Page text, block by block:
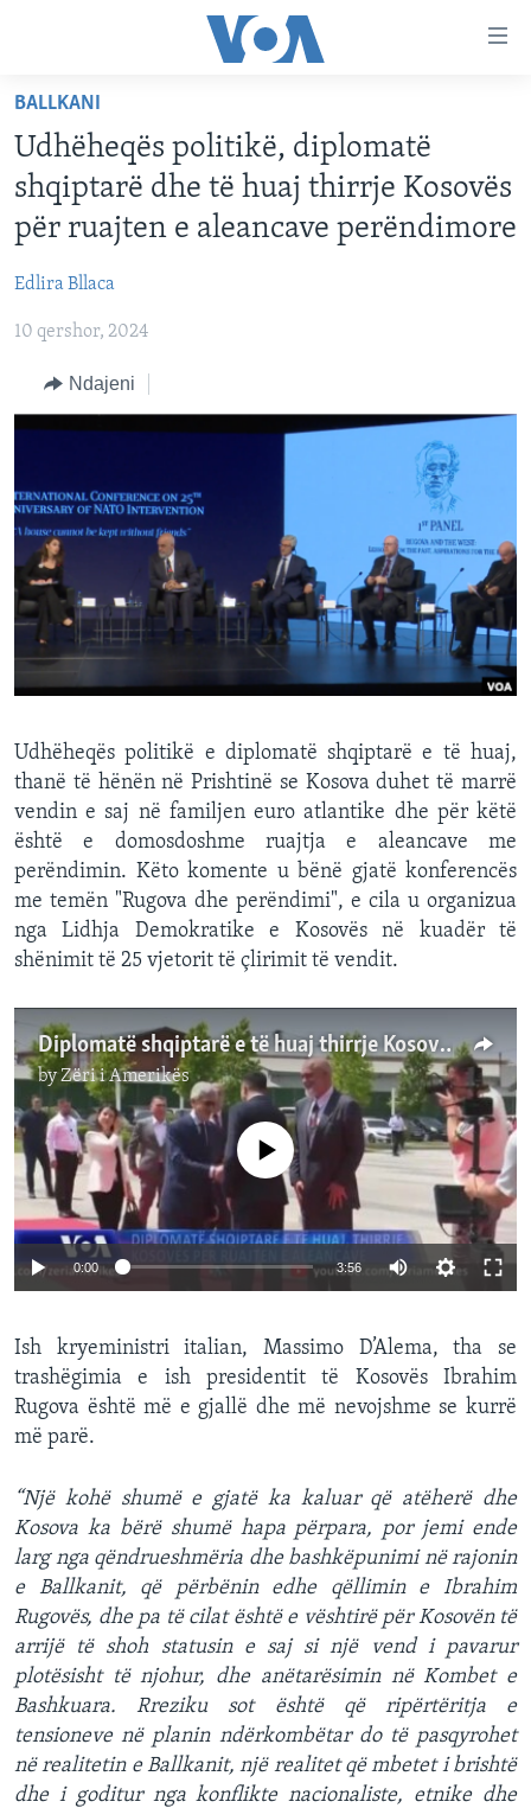
faqen
kryesore
Kalo
tek
faqja
Kalo
tek
FAQJA KRYESORE
KATEGORITË
AMERIKA
BOTA
MJEDISI
KULTURË
SHËNDETËSI
INTERVISTA
DITARI
DITARI
Learning English
FOLLOW US
BALLKANI
Udhëheqës politikë, diplomatë
shqiptarë dhe të huaj thirrje Kosovës
për ruajten e aleancave perëndimore
Edlira Bllaca
10 qershor, 2024
Ndajeni
Udhëheqës politikë e diplomatë shqiptarë e të huaj,
thanë të hënën në Prishtinë se Kosova duhet të marrë
vendin e saj në familjen euro atlantike dhe për këtë
është e domosdoshme ruajtja e aleancave me
perëndimin. Këto komente u bënë gjatë konferencës
me temën "Rugova dhe perëndimi", e cila u organizua
nga Lidhja Demokratike e Kosovës në kuadër të
shënimit të 25 vjetorit të çlirimit të vendit.
Diplomatë shqiptarë e të huaj thirrje Kosovës për ruajten e aleancave
byZëri i Amerikës
No media source currently available
0:00 3:56
Ish kryeministri italian, Massimo D’Alema, tha se
trashëgimia e ish presidentit të Kosovës Ibrahim
Rugova është më e gjallë dhe më nevojshme se kurrë
më parë.
“Një kohë shumë e gjatë ka kaluar që atëherë dhe
Kosova ka bërë shumë hapa përpara, por jemi ende
larg nga qëndrueshmëria dhe bashkëpunimi në rajonin
e Ballkanit, që përbënin edhe qëllimin e Ibrahim
Rugovës, dhe pa të cilat është e vështirë për Kosovën të
arrijë të shoh statusin e saj si një vend i pavarur
plotësisht të njohur, dhe anëtarësimin në Kombet e
Bashkuara. Rreziku sot është që ripërtëritja e
tensioneve në planin ndërkombëtar do të pasqyrohet
në realitetin e Ballkanit, një realitet që mbetet i brishtë
dhe i goditur nga konflikte nacionaliste, etnike dhe